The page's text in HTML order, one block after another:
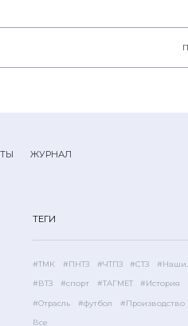
ЖУРНАЛ
ТЕГИ
#ТМК #ПНТЗ #ЧТПЗ #СТЗ
#ВТЗ #спорт #ТАГМЕТ #История
#Отрасль #футбол #Производство
Все